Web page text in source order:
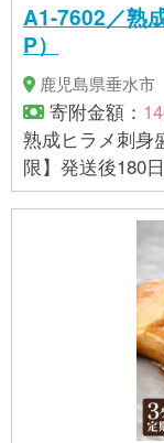
A1-7602／熟
P）
鹿児島県垂水市
寄附金額：
熟成ヒラメ刺身盛
限】発送後180日